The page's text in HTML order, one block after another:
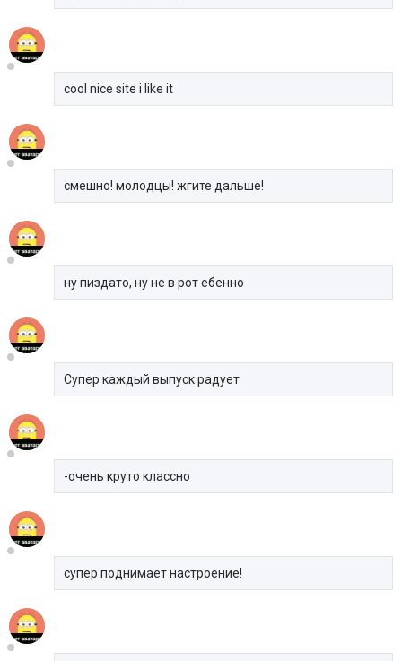
cool nice site i like it
смешно! молодцы! жгите дальше!
ну пиздато, ну не в рот ебенно
Супер каждый выпуск радует
-очень круто классно
супер поднимает настроение!